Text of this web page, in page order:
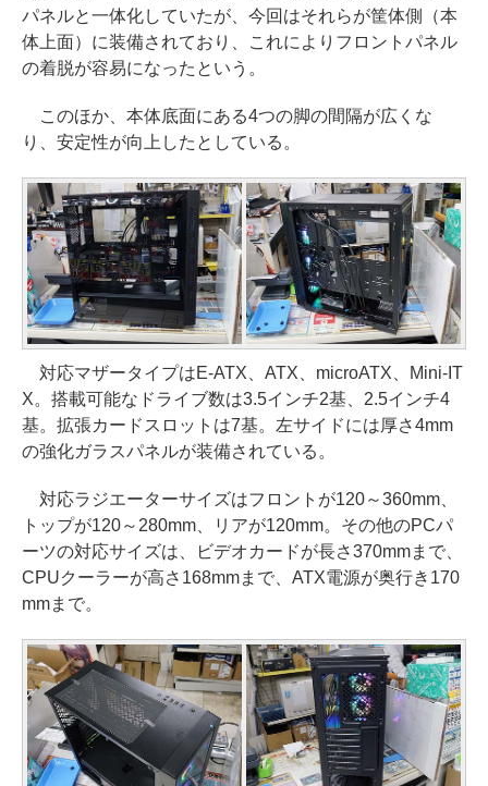
パネルと一体化していたが、今回はそれらが筐体側（本
体上面）に装備されており、これによりフロントパネル
の着脱が容易になったという。
このほか、本体底面にある4つの脚の間隔が広くな
り、安定性が向上したとしている。
対応マザータイプはE-ATX、ATX、microATX、Mini-IT
X。搭載可能なドライブ数は3.5インチ2基、2.5インチ4
基。拡張カードスロットは7基。左サイドには厚さ4mm
の強化ガラスパネルが装備されている。
対応ラジエーターサイズはフロントが120～360mm、
トップが120～280mm、リアが120mm。その他のPCパ
ーツの対応サイズは、ビデオカードが長さ370mmまで、
CPUクーラーが高さ168mmまで、ATX電源が奥行き170
mmまで。